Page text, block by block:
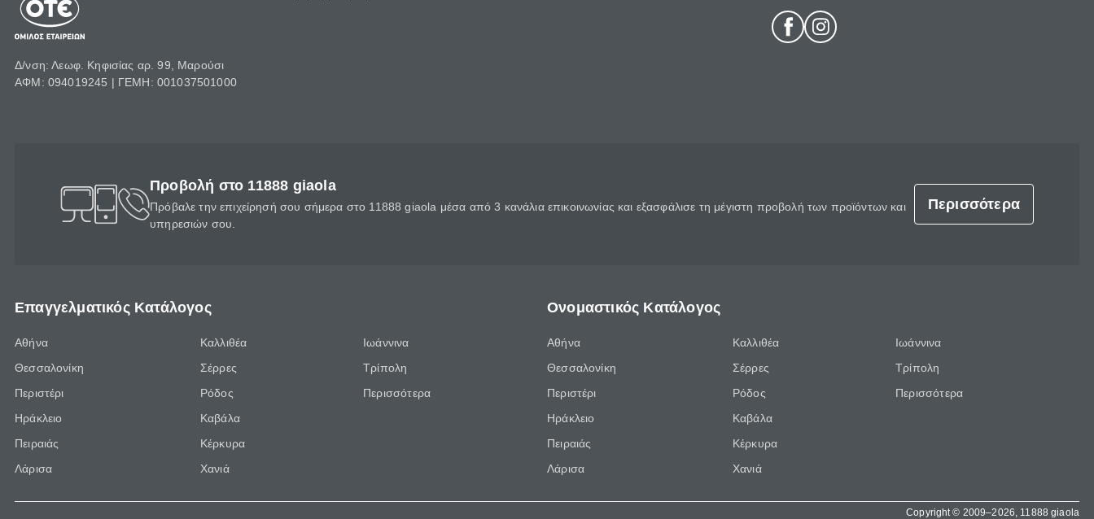
Δ/νση: Λεωφ. Κηφισίας αρ. 99, Μαρούσι
ΑΦΜ: 094019245 | ΓΕΜΗ: 001037501000
Προβολή στο 11888 giaola
Πρόβαλε την επιχείρησή σου σήμερα στο 11888 giaola μέσα από 3 κανάλια επικοινωνίας και εξασφάλισε τη μέγιστη προβολή των προϊόντων και
υπηρεσιών σου.
Περισσότερα
Επαγγελματικός Κατάλογος
Αθήνα
Θεσσαλονίκη
Περιστέρι
Ηράκλειο
Πειραιάς
Λάρισα
Καλλιθέα
Σέρρες
Ρόδος
Καβάλα
Κέρκυρα
Χανιά
Ιωάννινα
Τρίπολη
Περισσότερα
Ονομαστικός Κατάλογος
Αθήνα
Θεσσαλονίκη
Περιστέρι
Ηράκλειο
Πειραιάς
Λάρισα
Καλλιθέα
Σέρρες
Ρόδος
Καβάλα
Κέρκυρα
Χανιά
Ιωάννινα
Τρίπολη
Περισσότερα
Copyright © 2009–2026, 11888 giaola